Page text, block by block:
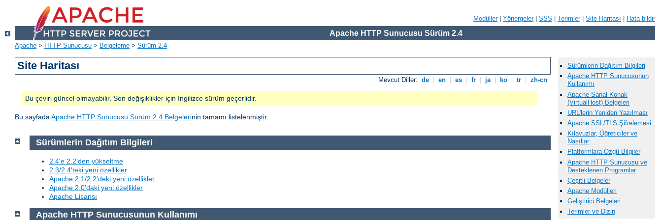
Modüller| Yönergeler| SSS Terimler| Site Haritası Hata bildir
Apache HTTP Sunucusu Sürüm 2.4
Apache > HTTP Sunucusu > Belgeleme > Sürüm 2.4
Site Haritası
Mevcut Diller: de en es fr ja ko tr zh-cn
Bu çeviri güncel olmayabilir. Son değişiklikler için İngilizce sürüm geçerlidir.
Bu sayfadaApache HTTP Sunucusu Sürüm 2.4 Belgelerinin tamamı listelenmiştir.
Sürümlerin Dağıtım Bilgileri
2.4'e 2.2'den yükseltme
2.3/2.4'teki yeni özellikler
Apache 2.1/2.2'deki yeni özellikler
Apache 2.0'daki yeni özellikler
Apache Lisansı
Apache HTTP Sunucusunun Kullanımı
Sürümlerin Dağıtım Bilgileri
Apache HTTP Sunucusunun
Kullanımı
Apache Sanal Konak
(VirtualHost) Belgeleri
URL'lerin Yeniden Yazılması
Apache SSL/TLS Şifrelemesi
Kılavuzlar, Öğreticiler ve
Nasıllar
Platformlara Özgü Bilgiler
Apache HTTP Sunucusu ve
Desteklenen Programlar
Çeşitli Belgeler
Apache Modülleri
Geliştirici Belgeleri
Terimler ve Dizin